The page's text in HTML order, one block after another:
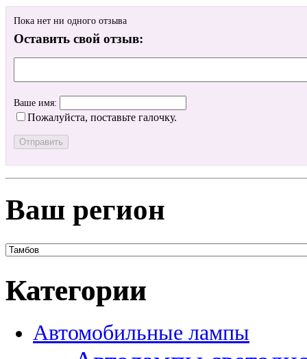
Пока нет ни одного отзыва
Оставить свой отзыв:
Ваше имя:
Пожалуйста, поставьте галочку.
Ваш регион
Категории
Автомобильные лампы